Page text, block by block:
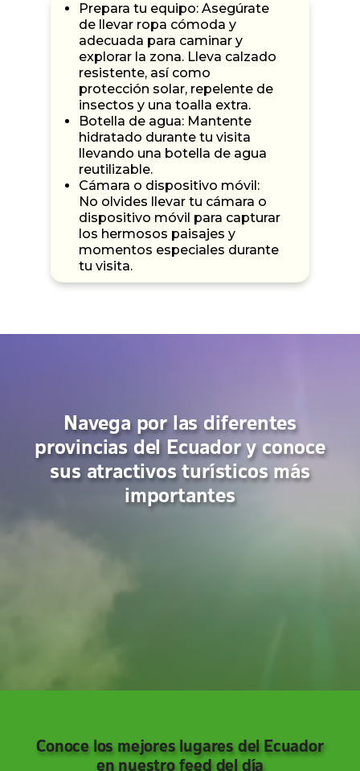
Prepara tu equipo: Asegúrate
de llevar ropa cómoda y
adecuada para caminar y
explorar la zona. Lleva calzado
resistente, así como
protección solar, repelente de
insectos y una toalla extra.
Botella de agua: Mantente
hidratado durante tu visita
llevando una botella de agua
reutilizable.
Cámara o dispositivo móvil:
No olvides llevar tu cámara o
dispositivo móvil para capturar
los hermosos paisajes y
momentos especiales durante
tu visita.
Navega por las diferentes
provincias del Ecuador y conoce
sus atractivos turísticos más
importantes
Conoce los mejores lugares del Ecuador
en nuestro feed del día